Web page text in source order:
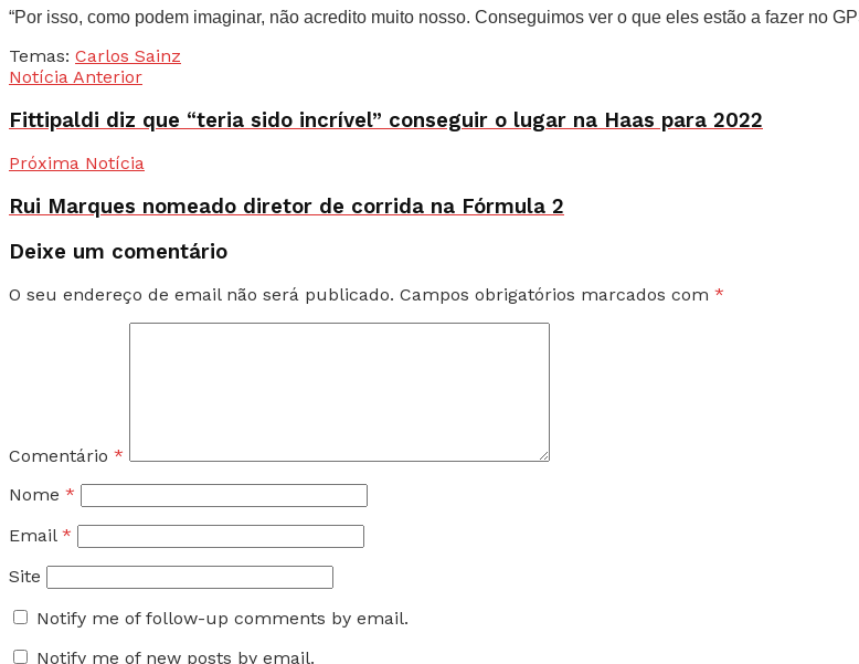
“Por isso, como podem imaginar, não acredito muito nosso. Conseguimos ver o que eles estão a fazer no
Temas: Carlos Sainz
Notícia Anterior
Fittipaldi diz que “teria sido incrível” conseguir o lugar na Haas para 2022
Próxima Notícia
Rui Marques nomeado diretor de corrida na Fórmula 2
Deixe um comentário
O seu endereço de email não será publicado. Campos obrigatórios marcados com *
Comentário *
Nome *
Email *
Site
Notify me of follow-up comments by email.
Notify me of new posts by email.